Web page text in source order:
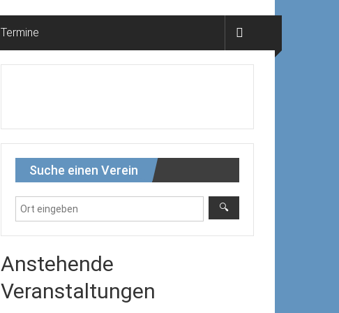
Termine
Suche einen Verein
Anstehende
Veranstaltungen